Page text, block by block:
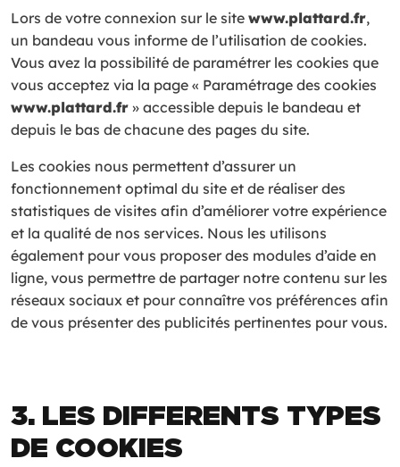
Lors de votre connexion sur le site www.plattard.fr,
un bandeau vous informe de l’utilisation de cookies.
Vous avez la possibilité de paramétrer les cookies que
vous acceptez via la page « Paramétrage des cookies
www.plattard.fr » accessible depuis le bandeau et
depuis le bas de chacune des pages du site.
Les cookies nous permettent d’assurer un
fonctionnement optimal du site et de réaliser des
statistiques de visites afin d’améliorer votre expérience
et la qualité de nos services. Nous les utilisons
également pour vous proposer des modules d’aide en
ligne, vous permettre de partager notre contenu sur les
réseaux sociaux et pour connaître vos préférences afin
de vous présenter des publicités pertinentes pour vous.
3. LES DIFFERENTS TYPES
DE COOKIES